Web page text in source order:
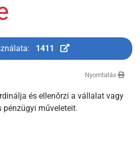
1411
Nyomtatás
és ellenőrzi a vállalat vagy
pénzügyi műveleteit.